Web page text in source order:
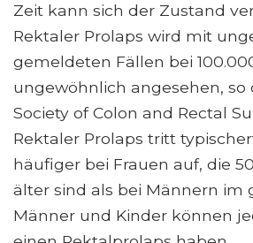
Zeit kann sich der Zustand
Rektaler Prolaps wird mit
gemeldeten Fällen bei
ungewöhnlich angesehen, so
Society of Colon and Rectal
Rektaler Prolaps tritt
häufiger bei Frauen auf, die
älter sind als bei Männern im
Männer und Kinder können